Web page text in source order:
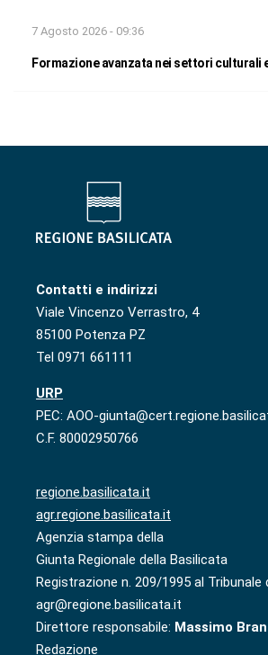
7 Agosto 2026 - 09:36
Formazione avanzata nei settori culturali
Contatti e indirizzi
Viale Vincenzo Verrastro, 4
85100 Potenza PZ
Tel 0971 661111
URP
PEC: AOO-
C.F. 80002950766
regione.basilicata.it
agr.regione.basilicata.it
Agenzia stampa della
Giunta Regionale della Basilicata
Registrazione n. 209/1995 al Tribunale
agr@regione.basilicata.it
Direttore responsabile: Massimo
Redazione